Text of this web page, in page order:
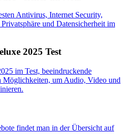
Antivirus, Internet Security,
und Datensicherheit im
2025 Test
im Test, beeindruckende
um Audio, Video und
findet man in der Übersicht auf